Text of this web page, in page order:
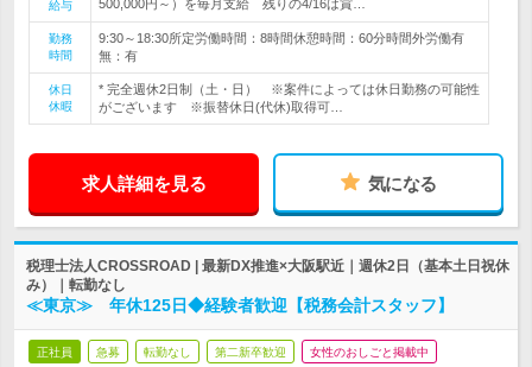
給与 500,000円～）を毎月支給 残りの4/16は賞…
勤務
時間
9:30～18:30所定労働時間：8時間休憩時間：60分時間外労働有
無：有
休日
休暇
* 完全週休2日制（土・日） ※案件によっては休日勤務の可能性
がございます ※振替休日(代休)取得可…
求人詳細を見る 気になる
税理士法人CROSSROAD | 最新DX推進×大阪駅近｜週休2日（基本土日祝休
み）｜転勤なし
≪東京≫ 年休125日◆経験者歓迎【税務会計スタッフ】
正社員 急募 転勤なし 第二新卒歓迎 女性のおしごと掲載中